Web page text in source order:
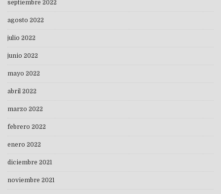
septiembre 2022
agosto 2022
julio 2022
junio 2022
mayo 2022
abril 2022
marzo 2022
febrero 2022
enero 2022
diciembre 2021
noviembre 2021